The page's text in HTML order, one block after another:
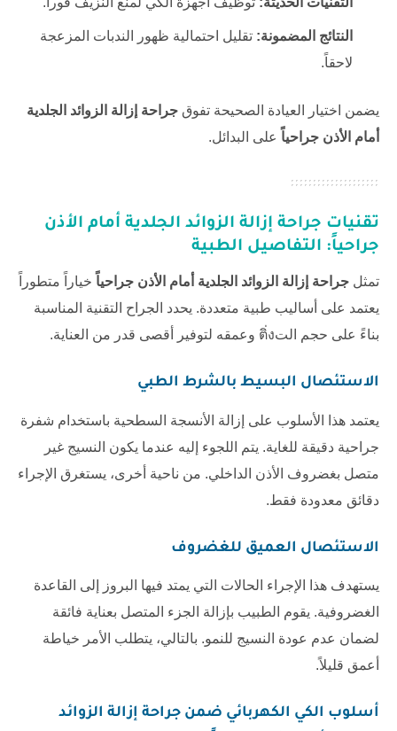
النتائج المضمونة: تقليل احتمالية ظهور الندبات المزعجة
لاحقاً.
يضمن اختيار العيادة الصحيحة تفوق جراحة إزالة الزوائد الجلدية
أمام الأذن جراحياً على البدائل.
تقنيات جراحة إزالة الزوائد الجلدية أمام الأذن
جراحياً: التفاصيل الطبية
تمثل جراحة إزالة الزوائد الجلدية أمام الأذن جراحياً خياراً متطوراً
يعتمد على أساليب طبية متعددة. يحدد الجراح التقنية المناسبة
بناءً على حجم التติ่ง وعمقه لتوفير أقصى قدر من العناية.
الاستئصال البسيط بالشرط الطبي
يعتمد هذا الأسلوب على إزالة الأنسجة السطحية باستخدام شفرة
جراحية دقيقة للغاية. يتم اللجوء إليه عندما يكون النسيج غير
متصل بغضروف الأذن الداخلي. من ناحية أخرى، يستغرق الإجراء
دقائق معدودة فقط.
الاستئصال العميق للغضروف
يستهدف هذا الإجراء الحالات التي يمتد فيها البروز إلى القاعدة
الغضروفية. يقوم الطبيب بإزالة الجزء المتصل بعناية فائقة
لضمان عدم عودة النسيج للنمو. بالتالي، يتطلب الأمر خياطة
أعمق قليلاً.
أسلوب الكي الكهربائي ضمن جراحة إزالة الزوائد